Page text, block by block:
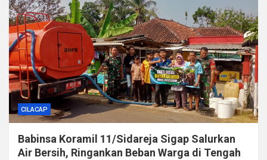
CILACAP
Babinsa Koramil 11/Sidareja Sigap Salurkan
Air Bersih, Ringankan Beban Warga di Tengah